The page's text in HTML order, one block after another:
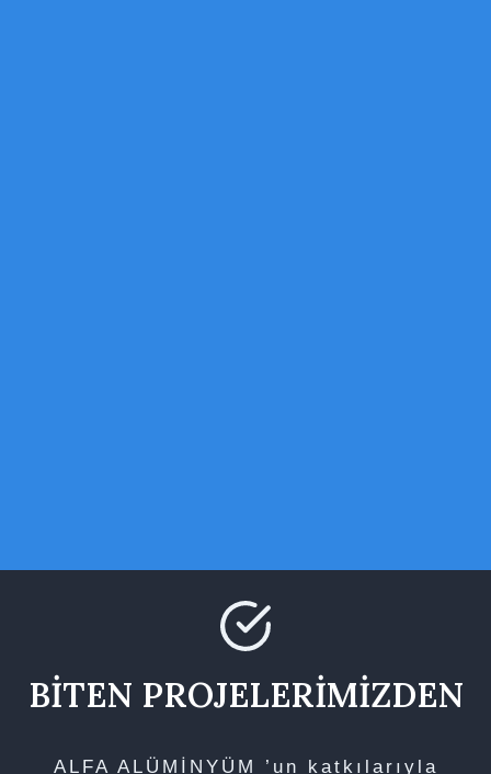
BİTEN PROJELERİMİZDEN
ALFA ALÜMİNYÜM ’un katkılarıyla